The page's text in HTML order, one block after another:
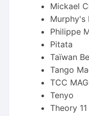
Mickael
Murphy's
Philippe
Pitata
Taïwan
Tango
TCC
Tenyo
Theory 11